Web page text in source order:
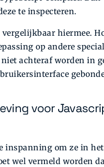
te inspecteren.
hiermee.
op andere
achteraf worden in
voor
inspanning om ze in
wel vermeld worden